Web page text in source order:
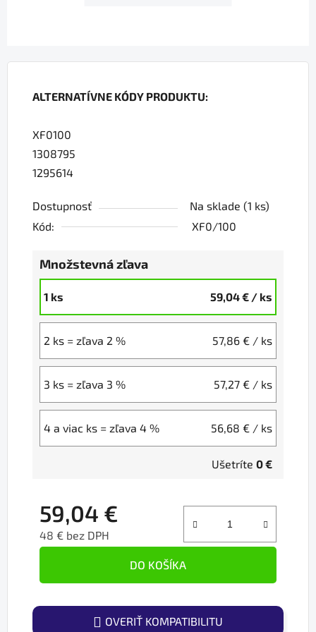
ALTERNATÍVNE KÓDY PRODUKTU:
XF0100
1308795
1295614
Dostupnosť Na sklade (1 ks)
Kód:
XF0/100
Množstevná zľava
1 ks 59,04 € / ks
2 ks = zľava 2 % 57,86 € / ks
3 ks = zľava 3 % 57,27 € / ks
4 a viac ks = zľava 4 % 56,68 € / ks
Ušetríte 0 €
59,04 €
48 € bez DPH
DO KOŠÍKA
OVERIŤ KOMPATIBILITU